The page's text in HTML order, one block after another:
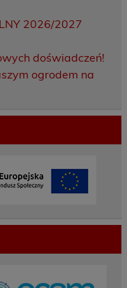
2026/2027
doświadczeń!
ogrodem na